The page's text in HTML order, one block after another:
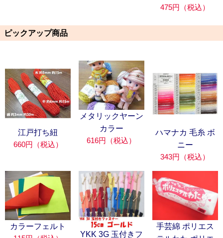
475円（税込）
ピックアップ商品
江戸打ち紐
660円（税込）
メタリックヤーン
カラー
616円（税込）
ハマナカ 毛糸 ボ
ニー
343円（税込）
カラーフェルト
YKK 3G 玉付きフ
手芸綿 ポリエス